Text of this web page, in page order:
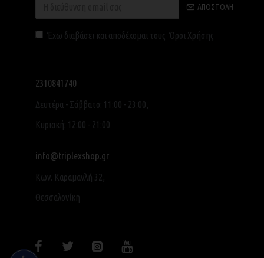
ΑΠΟΣΤΟΛΉ
Έχω διαβάσει και αποδέχομαι τους Όροι Χρήσης
2310841740
Δευτέρα - Σάββατο: 11:00 - 23:00,
Κυριακή: 12:00 - 21:00
info@triplexshop.gr
Κων. Καραμανλή 32,
Θεσσαλονίκη